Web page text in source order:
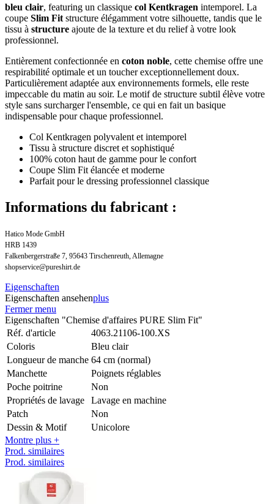
bleu clair, featuring un classique col Kentkragen intemporel. La
coupe Slim Fit structure élégamment votre silhouette, tandis que le
tissu à structure ajoute de la texture et du relief à votre look
professionnel.
Entièrement confectionnée en coton noble, cette chemise offre une
respirabilité optimale et un toucher exceptionnellement doux.
Particulièrement adaptée aux environnements formels, elle reste
impeccable du matin au soir. Le motif de structure subtil élève votre
style sans surcharger l'ensemble, ce qui en fait un basique
indispensable pour chaque professionnel.
Col Kentkragen polyvalent et intemporel
Tissu à structure discret et sophistiqué
100% coton haut de gamme pour le confort
Coupe Slim Fit élancée et moderne
Parfait pour le dressing professionnel classique
Informations du fabricant :
Hatico Mode GmbH
HRB 1439
Falkenbergerstraße 7, 95643 Tirschenreuth, Allemagne
shopservice@pureshirt.de
Eigenschaften
Eigenschaften ansehenplus
Fermer menu
Eigenschaften "Chemise d'affaires PURE Slim Fit"
Réf. d'article
4063.21106-100.XS
Coloris
Bleu clair
Longueur de manche 64 cm (normal)
Manchette
Poignets réglables
Poche poitrine
Non
Propriétés de lavage
Lavage en machine
Patch
Non
Dessin & Motif
Unicolore
Montre plus +
Prod. similaires
Prod. similaires